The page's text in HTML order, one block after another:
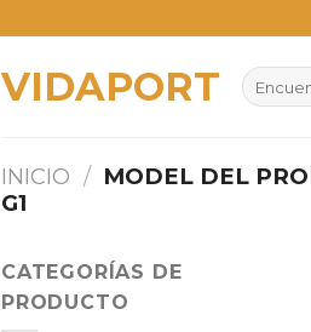
VIDAPORT
Buscar
por:
INICIO / MODEL DEL
G1
CATEGORÍAS DE
PRODUCTO